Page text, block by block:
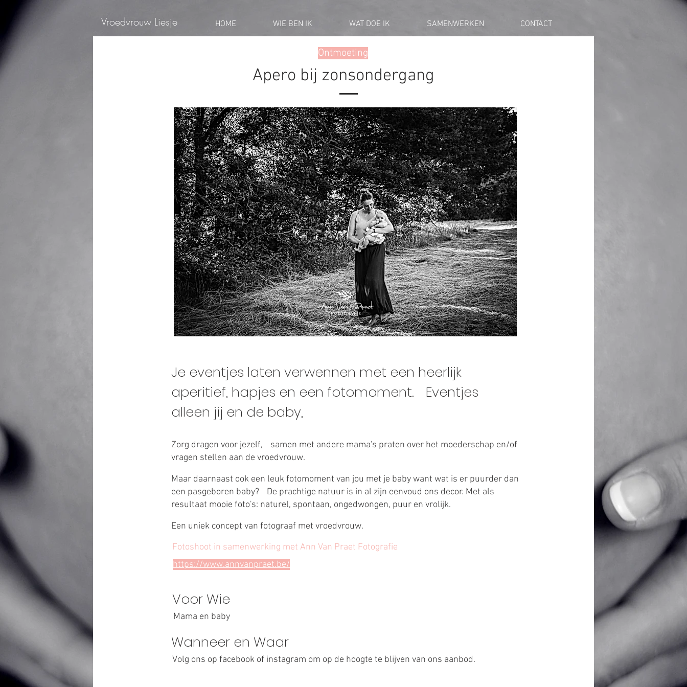
Vroedvrouw Liesje HOME WIE BEN IK WAT DOE IK SAMENWERKEN CONTACT
Ontmoeting
Apero bij zonsondergang
Je eventjes laten verwennen met een heerlijk
aperitief, hapjes en een fotomoment. Eventjes
alleen jij en de baby,
Zorg dragen voor jezelf, samen met andere mama's praten over het moederschap en/of
vragen stellen aan de vroedvrouw.
Maar daarnaast ook een leuk fotomoment van jou met je baby want wat is er puurder dan
een pasgeboren baby? De prachtige natuur is in al zijn eenvoud ons decor. Met als
resultaat mooie foto's: naturel, spontaan, ongedwongen, puur en vrolijk.
Een uniek concept van fotograaf met vroedvrouw.
Fotoshoot in samenwerking met Ann Van Praet Fotografie
https://www.annvanpraet.be/
Voor Wie
Mama en baby
Wanneer en Waar
Volg ons op facebook of instagram om op de hoogte te blijven van ons aanbod.